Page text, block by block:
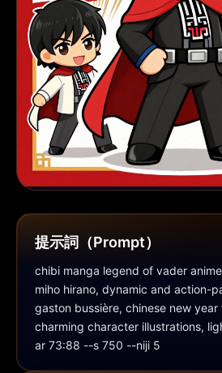
提示詞（Prompt）
chibi manga legend of vader
miho hirano, dynamic and action-
gaston bussière, chinese new
charming character illustrations,
ar 73:88 --s 750 --niji 5